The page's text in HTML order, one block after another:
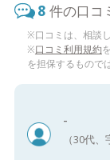
8 件の口コ
※口コミは、相談
※口コミ利用規約
を担保するもので
-
（30代